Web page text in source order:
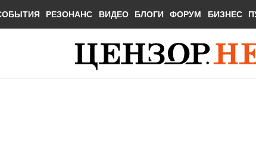
РЕЗОНАНС ВИДЕО БЛОГИ ФОРУМ БИЗНЕС